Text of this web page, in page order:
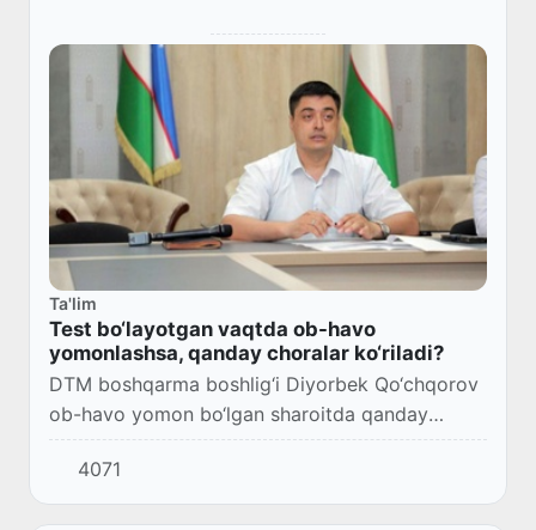
Ta'lim
Test bo‘layotgan vaqtda ob-havo
yomonlashsa, qanday choralar ko‘riladi?
DTM boshqarma boshlig‘i Diyorbek Qo‘chqorov
ob-havo yomon bo‘lgan sharoitda qanday
choralar ko‘rilishi haqida ma’lumot berdi.
4071